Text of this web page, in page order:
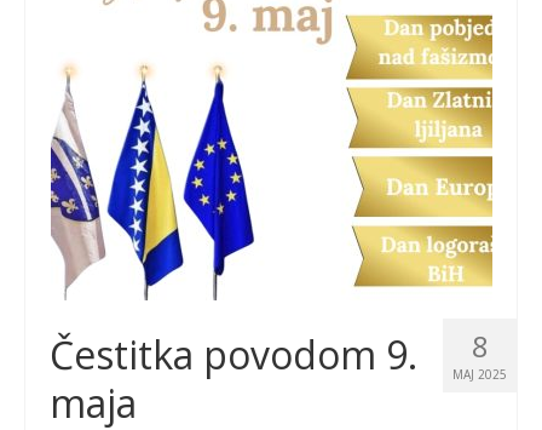
8
MAJ 2025
Čestitka povodom 9.
maja